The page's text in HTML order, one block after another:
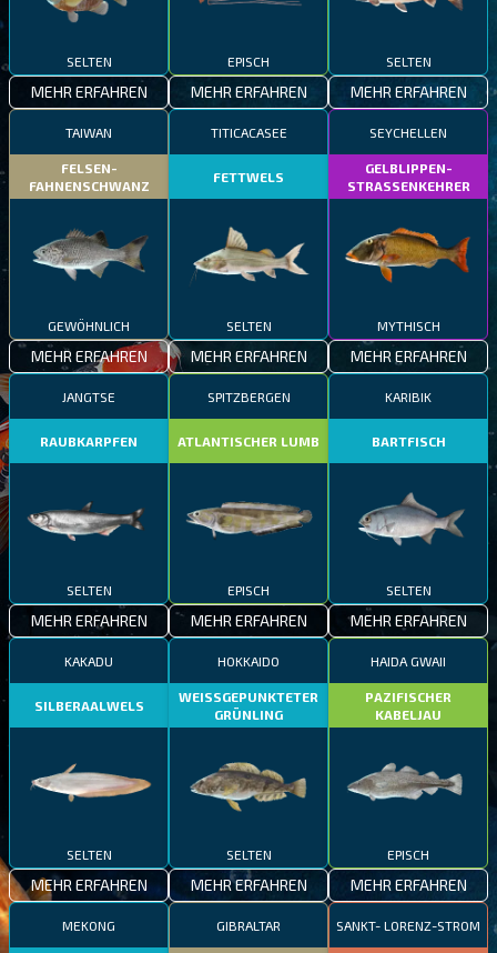
SELTEN
MEHR ERFAHREN
EPISCH
MEHR ERFAHREN
SELTEN
MEHR ERFAHREN
TAIWAN
FELSEN-
FAHNENSCHWANZ
GEWÖHNLICH
MEHR ERFAHREN
TITICACASEE
FETTWELS
SELTEN
MEHR ERFAHREN
SEYCHELLEN
GELBLIPPEN-
STRASSENKEHRER
MYTHISCH
MEHR ERFAHREN
JANGTSE
RAUBKARPFEN
SELTEN
MEHR ERFAHREN
SPITZBERGEN
ATLANTISCHER LUMB
EPISCH
MEHR ERFAHREN
KARIBIK
BARTFISCH
SELTEN
MEHR ERFAHREN
KAKADU
SILBERAALWELS
SELTEN
MEHR ERFAHREN
HOKKAIDO
WEISSGEPUNKTETER
GRÜNLING
SELTEN
MEHR ERFAHREN
HAIDA GWAII
PAZIFISCHER
KABELJAU
EPISCH
MEHR ERFAHREN
MEKONG GIBRALTAR SANKT- LORENZ-STROM